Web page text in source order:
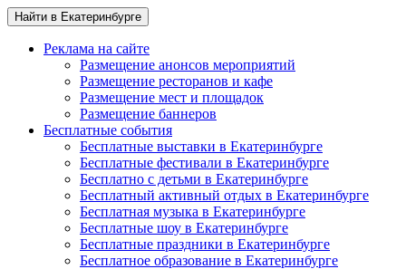
Найти в Екатеринбурге
Реклама на сайте
Размещение анонсов мероприятий
Размещение ресторанов и кафе
Размещение мест и площадок
Размещение баннеров
Бесплатные события
Бесплатные выставки в Екатеринбурге
Бесплатные фестивали в Екатеринбурге
Бесплатно с детьми в Екатеринбурге
Бесплатный активный отдых в Екатеринбурге
Бесплатная музыка в Екатеринбурге
Бесплатные шоу в Екатеринбурге
Бесплатные праздники в Екатеринбурге
Бесплатное образование в Екатеринбурге